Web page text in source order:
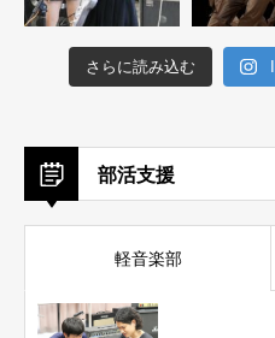
さらに読み込む
部活支援
軽音楽部